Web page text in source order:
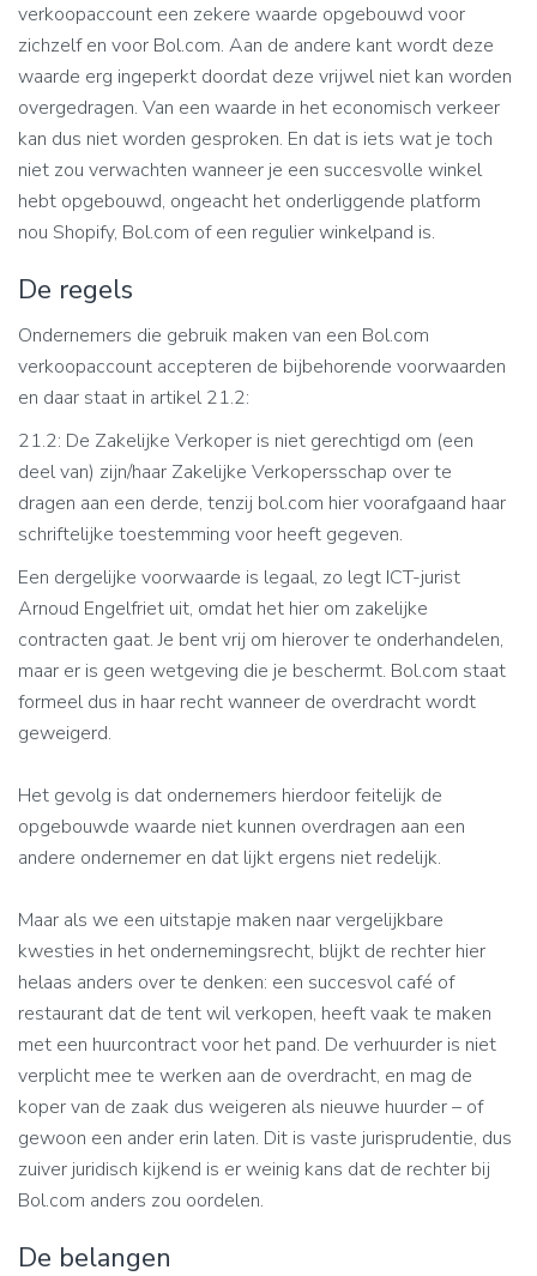
verkoopaccount een zekere waarde opgebouwd voor
zichzelf en voor Bol.com. Aan de andere kant wordt deze
waarde erg ingeperkt doordat deze vrijwel niet kan worden
overgedragen. Van een waarde in het economisch verkeer
kan dus niet worden gesproken. En dat is iets wat je toch
niet zou verwachten wanneer je een succesvolle winkel
hebt opgebouwd, ongeacht het onderliggende platform
nou Shopify, Bol.com of een regulier winkelpand is.
De regels
Ondernemers die gebruik maken van een Bol.com
verkoopaccount accepteren de bijbehorende voorwaarden
en daar staat in artikel 21.2:
21.2: De Zakelijke Verkoper is niet gerechtigd om (een
deel van) zijn/haar Zakelijke Verkopersschap over te
dragen aan een derde, tenzij bol.com hier voorafgaand haar
schriftelijke toestemming voor heeft gegeven.
Een dergelijke voorwaarde is legaal, zo legt ICT-jurist
Arnoud Engelfriet uit, omdat het hier om zakelijke
contracten gaat. Je bent vrij om hierover te onderhandelen,
maar er is geen wetgeving die je beschermt. Bol.com staat
formeel dus in haar recht wanneer de overdracht wordt
geweigerd.
Het gevolg is dat ondernemers hierdoor feitelijk de
opgebouwde waarde niet kunnen overdragen aan een
andere ondernemer en dat lijkt ergens niet redelijk.
Maar als we een uitstapje maken naar vergelijkbare
kwesties in het ondernemingsrecht, blijkt de rechter hier
helaas anders over te denken: een succesvol café of
restaurant dat de tent wil verkopen, heeft vaak te maken
met een huurcontract voor het pand. De verhuurder is niet
verplicht mee te werken aan de overdracht, en mag de
koper van de zaak dus weigeren als nieuwe huurder – of
gewoon een ander erin laten. Dit is vaste jurisprudentie, dus
zuiver juridisch kijkend is er weinig kans dat de rechter bij
Bol.com anders zou oordelen.
De belangen